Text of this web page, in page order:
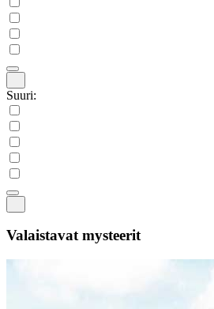
Suuri:
Valaistavat mysteerit